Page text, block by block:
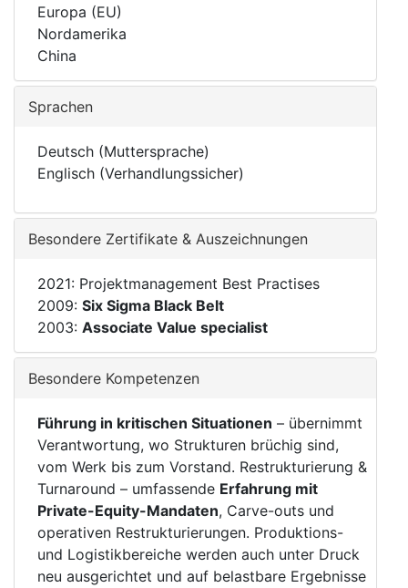
Europa (EU)
Nordamerika
China
Sprachen
Deutsch (Muttersprache)
Englisch (Verhandlungssicher)
Besondere Zertifikate & Auszeichnungen
2021: Projektmanagement Best Practises
2009: Six Sigma Black Belt
2003: Associate Value specialist
Besondere Kompetenzen
Führung in kritischen Situationen – übernimmt
Verantwortung, wo Strukturen brüchig sind,
vom Werk bis zum Vorstand. Restrukturierung &
Turnaround – umfassende Erfahrung mit
Private-Equity-Mandaten, Carve-outs und
operativen Restrukturierungen. Produktions-
und Logistikbereiche werden auch unter Druck
neu ausgerichtet und auf belastbare Ergebnisse